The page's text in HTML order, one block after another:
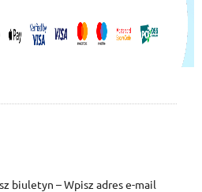
biuletyn – Wpisz adres e-mail